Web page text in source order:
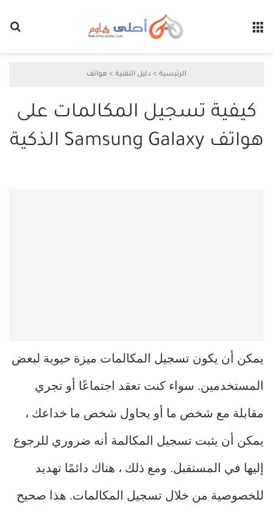
الرئيسية > دليل التقنية > هواتف
كيفية تسجيل المكالمات على
هواتف Samsung Galaxy الذكية
يمكن أن يكون تسجيل المكالمات ميزة حيوية لبعض
المستخدمين. سواء كنت تعقد اجتماعًا أو تجري
مقابلة مع شخص ما أو يحاول شخص ما خداعك ،
يمكن أن يثبت تسجيل المكالمة أنه ضروري للرجوع
إليها في المستقبل. ومع ذلك ، هناك دائمًا تهديد
للخصوصية من خلال تسجيل المكالمات. هذا صحيح